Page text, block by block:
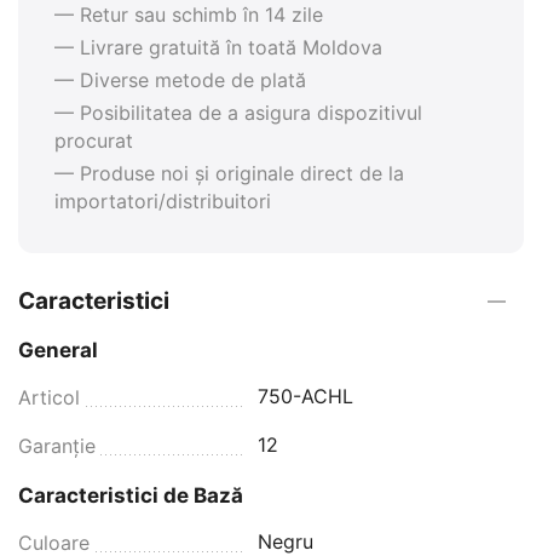
— Retur sau schimb în 14 zile
— Livrare gratuită în toată Moldova
— Diverse metode de plată
— Posibilitatea de a asigura dispozitivul
procurat
— Produse noi și originale direct de la
importatori/distribuitori
Caracteristici
General
Articol
750-ACHL
Garanţie 12
Caracteristici de Bază
Culoare
Negru